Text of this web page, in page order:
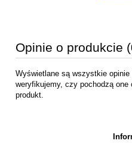
Opinie o produkcie
Wyświetlane są wszystkie
weryfikujemy, czy pochodzą
produkt.